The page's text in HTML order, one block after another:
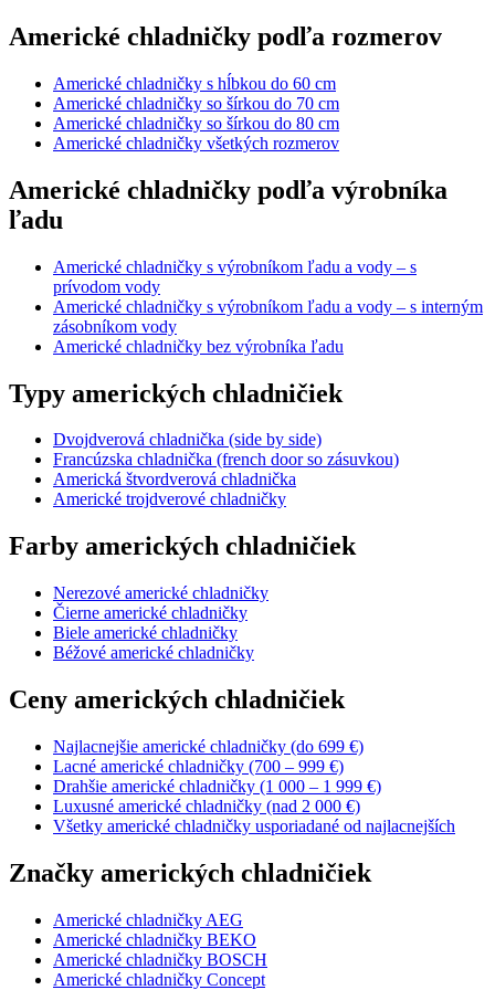
Americké chladničky podľa rozmerov
Americké chladničky s hĺbkou do 60 cm
Americké chladničky so šírkou do 70 cm
Americké chladničky so šírkou do 80 cm
Americké chladničky všetkých rozmerov
Americké chladničky podľa výrobníka
ľadu
Americké chladničky s výrobníkom ľadu a vody – s
prívodom vody
Americké chladničky s výrobníkom ľadu a vody – s interným
zásobníkom vody
Americké chladničky bez výrobníka ľadu
Typy amerických chladničiek
Dvojdverová chladnička (side by side)
Francúzska chladnička (french door so zásuvkou)
Americká štvordverová chladnička
Americké trojdverové chladničky
Farby amerických chladničiek
Nerezové americké chladničky
Čierne americké chladničky
Biele americké chladničky
Béžové americké chladničky
Ceny amerických chladničiek
Najlacnejšie americké chladničky (do 699 €)
Lacné americké chladničky (700 – 999 €)
Drahšie americké chladničky (1 000 – 1 999 €)
Luxusné americké chladničky (nad 2 000 €)
Všetky americké chladničky usporiadané od najlacnejších
Značky amerických chladničiek
Americké chladničky AEG
Americké chladničky BEKO
Americké chladničky BOSCH
Americké chladničky Concept